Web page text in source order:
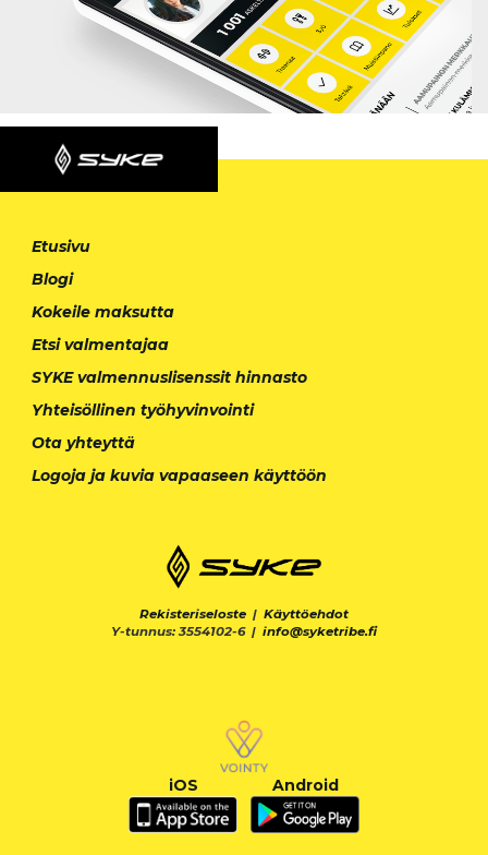
Etusivu
Blogi
Kokeile maksutta
Etsi valmentajaa
SYKE valmennuslisenssit hinnasto
Yhteisöllinen työhyvinvointi
Ota yhteyttä
Logoja ja kuvia vapaaseen käyttöön
Rekisteriseloste | Käyttöehdot
Y-tunnus: 3554102-6 | info@syketribe.fi
iOS Android